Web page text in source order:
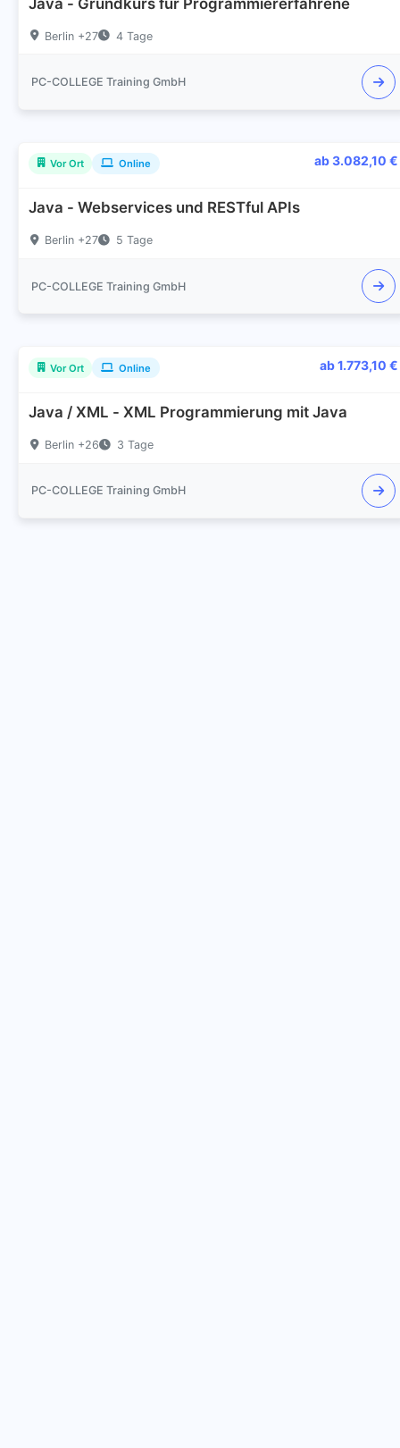
Berlin +27 4 Tage
PC-COLLEGE Training GmbH
Vor Ort Online ab 3.082,10 €
Java - Webservices und RESTful APIs
Berlin +27 5 Tage
PC-COLLEGE Training GmbH
Vor Ort Online ab 1.773,10 €
Java / XML - XML Programmierung mit Java
Berlin +26 3 Tage
PC-COLLEGE Training GmbH